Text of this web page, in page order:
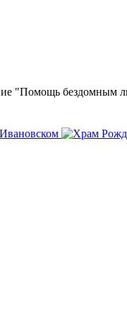
"Помощь бездомным